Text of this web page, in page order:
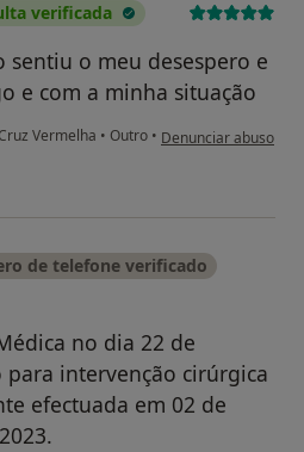
verificada
o meu desespero e
e com a minha situação
Vermelha • Outro • na opinião do
Denunciar abuso
de telefone verificado
no dia 22 de
para intervenção cirúrgica
efectuada em 02 de